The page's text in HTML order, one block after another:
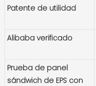
Patente de utilidad
Alibaba verificado
Prueba de panel
sándwich de EPS con